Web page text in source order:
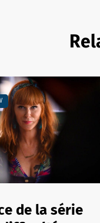
de la série